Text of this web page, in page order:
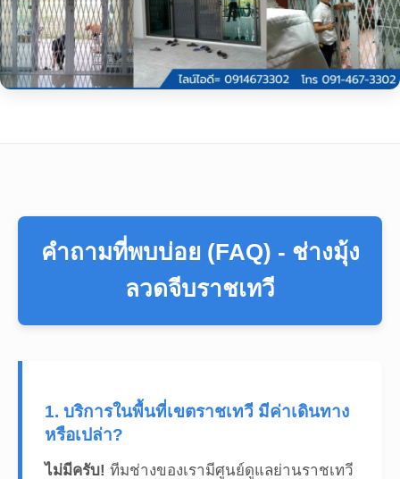
คำถามที่พบบ่อย (FAQ) - ช่างมุ้ง
ลวดจีบราชเทวี
1. บริการในพื้นที่เขตราชเทวี มีค่าเดินทาง
หรือเปล่า?
ไม่มีครับ! ทีมช่างของเรามีศูนย์ดูแลย่านราชเทวี